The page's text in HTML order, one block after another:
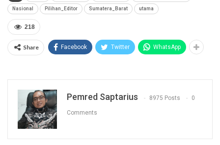
Nasional Pilihan_Editor Sumatera_Barat utama
218
Share Facebook Twitter WhatsApp
Pemred Saptarius 8975 Posts 0
Comments